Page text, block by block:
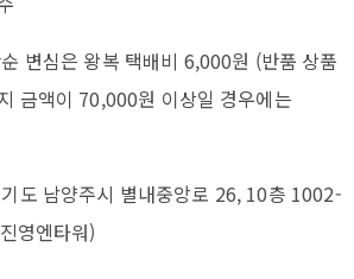
변심은 왕복 택배비 6,000원 (반품 상품
금액이 70,000원 이상일 경우에는
도 남양주시 별내중앙로 26, 10층 1002-
영엔타워)